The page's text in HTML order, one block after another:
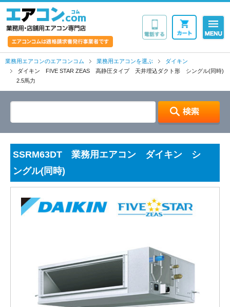
業務用エアコンのエアコンコム 業務用エアコンを選ぶ
ダイキン
ダイキン FIVE STAR ZEAS 高静圧タイプ 天井埋込ダクト形 シングル(同時)
2.5馬力
SSRM63DT 業務用エアコン ダイキン シ
ングル(同時)